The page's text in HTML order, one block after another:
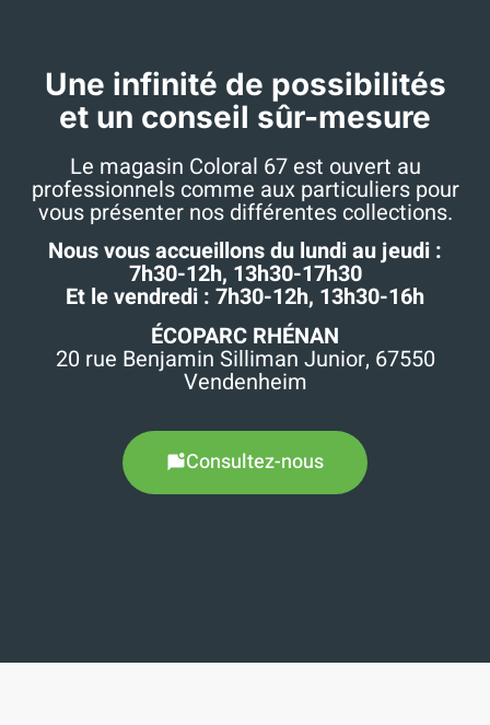
Une infinité de possibilités
et un conseil sûr-mesure
Le magasin Coloral 67 est ouvert au
professionnels comme aux particuliers pour
vous présenter nos différentes collections.
Nous vous accueillons du lundi au jeudi :
7h30-12h, 13h30-17h30
Et le vendredi : 7h30-12h, 13h30-16h
ÉCOPARC RHÉNAN
20 rue Benjamin Silliman Junior, 67550
Vendenheim
Consultez-nous